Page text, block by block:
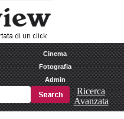
Cinema
Fotografia
Admin
Ricerca
Avanzata